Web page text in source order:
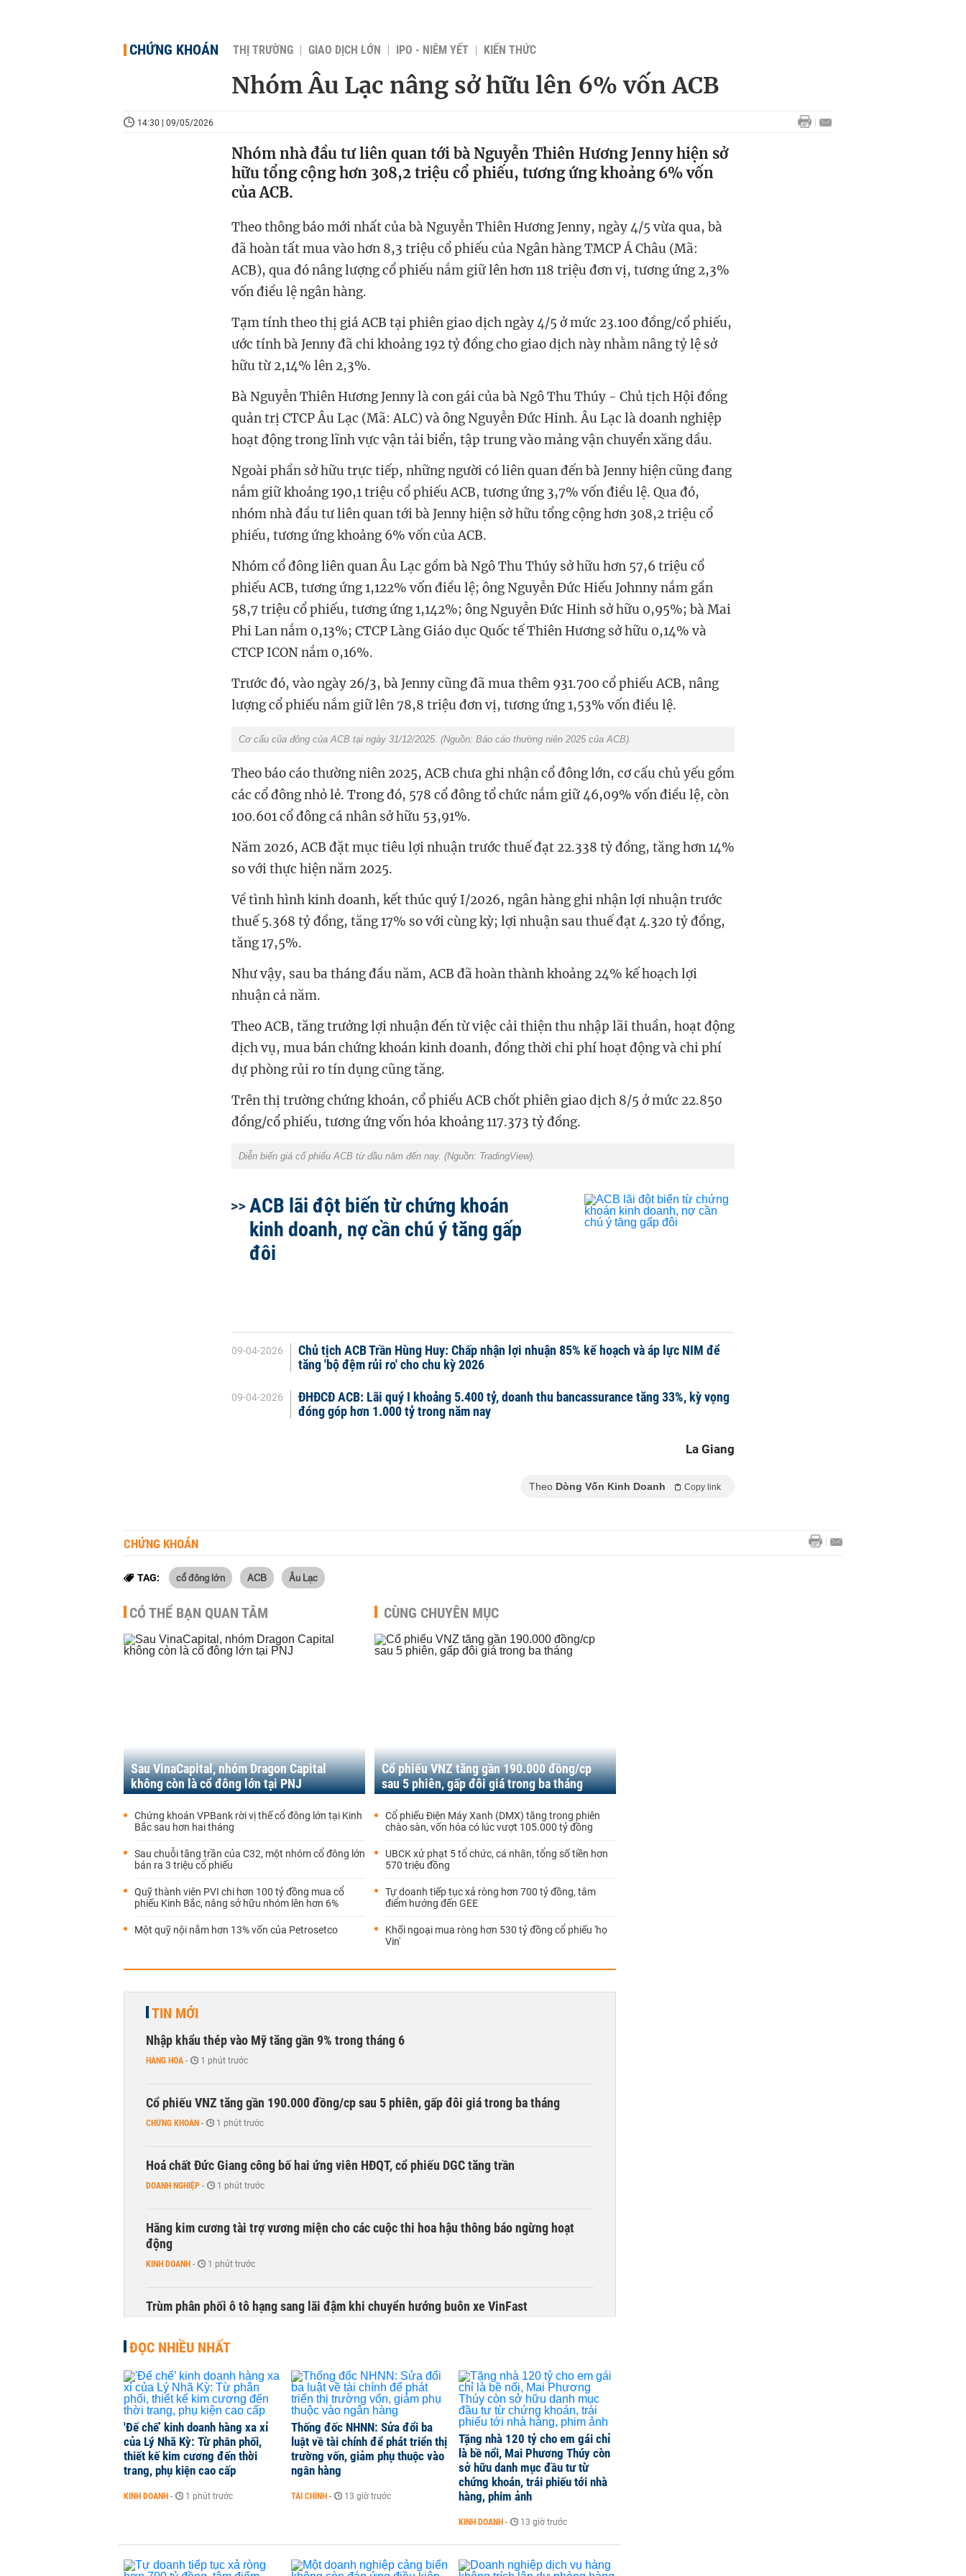
CHỨNG KHOÁN THỊ TRƯỜNG GIAO DỊCH LỚN IPO - NIÊM YẾT KIẾN THỨC
Nhóm Âu Lạc nâng sở hữu lên 6% vốn ACB
14:30 | 09/05/2026
Nhóm nhà đầu tư liên quan tới bà Nguyễn Thiên Hương Jenny hiện sở
hữu tổng cộng hơn 308,2 triệu cổ phiếu, tương ứng khoảng 6% vốn
của ACB.
Theo thông báo mới nhất của bà Nguyễn Thiên Hương Jenny, ngày 4/5 vừa qua, bà
đã hoàn tất mua vào hơn 8,3 triệu cổ phiếu của Ngân hàng TMCP Á Châu (Mã:
ACB), qua đó nâng lượng cổ phiếu nắm giữ lên hơn 118 triệu đơn vị, tương ứng 2,3%
vốn điều lệ ngân hàng.
Tạm tính theo thị giá ACB tại phiên giao dịch ngày 4/5 ở mức 23.100 đồng/cổ phiếu,
ước tính bà Jenny đã chi khoảng 192 tỷ đồng cho giao dịch này nhằm nâng tỷ lệ sở
hữu từ 2,14% lên 2,3%.
Bà Nguyễn Thiên Hương Jenny là con gái của bà Ngô Thu Thúy - Chủ tịch Hội đồng
quản trị CTCP Âu Lạc (Mã: ALC) và ông Nguyễn Đức Hinh. Âu Lạc là doanh nghiệp
hoạt động trong lĩnh vực vận tải biển, tập trung vào mảng vận chuyển xăng dầu.
Ngoài phần sở hữu trực tiếp, những người có liên quan đến bà Jenny hiện cũng đang
nắm giữ khoảng 190,1 triệu cổ phiếu ACB, tương ứng 3,7% vốn điều lệ. Qua đó,
nhóm nhà đầu tư liên quan tới bà Jenny hiện sở hữu tổng cộng hơn 308,2 triệu cổ
phiếu, tương ứng khoảng 6% vốn của ACB.
Nhóm cổ đông liên quan Âu Lạc gồm bà Ngô Thu Thúy sở hữu hơn 57,6 triệu cổ
phiếu ACB, tương ứng 1,122% vốn điều lệ; ông Nguyễn Đức Hiếu Johnny nắm gần
58,7 triệu cổ phiếu, tương ứng 1,142%; ông Nguyễn Đức Hinh sở hữu 0,95%; bà Mai
Phi Lan nắm 0,13%; CTCP Làng Giáo dục Quốc tế Thiên Hương sở hữu 0,14% và
CTCP ICON nắm 0,16%.
Trước đó, vào ngày 26/3, bà Jenny cũng đã mua thêm 931.700 cổ phiếu ACB, nâng
lượng cổ phiếu nắm giữ lên 78,8 triệu đơn vị, tương ứng 1,53% vốn điều lệ.
Cơ cấu của đông của ACB tại ngày 31/12/2025. (Nguồn: Báo cáo thường niên 2025 của ACB).
Theo báo cáo thường niên 2025, ACB chưa ghi nhận cổ đông lớn, cơ cấu chủ yếu gồm
các cổ đông nhỏ lẻ. Trong đó, 578 cổ đông tổ chức nắm giữ 46,09% vốn điều lệ, còn
100.601 cổ đông cá nhân sở hữu 53,91%.
Năm 2026, ACB đặt mục tiêu lợi nhuận trước thuế đạt 22.338 tỷ đồng, tăng hơn 14%
so với thực hiện năm 2025.
Về tình hình kinh doanh, kết thúc quý I/2026, ngân hàng ghi nhận lợi nhuận trước
thuế 5.368 tỷ đồng, tăng 17% so với cùng kỳ; lợi nhuận sau thuế đạt 4.320 tỷ đồng,
tăng 17,5%.
Như vậy, sau ba tháng đầu năm, ACB đã hoàn thành khoảng 24% kế hoạch lợi
nhuận cả năm.
Theo ACB, tăng trưởng lợi nhuận đến từ việc cải thiện thu nhập lãi thuần, hoạt động
dịch vụ, mua bán chứng khoán kinh doanh, đồng thời chi phí hoạt động và chi phí
dự phòng rủi ro tín dụng cũng tăng.
Trên thị trường chứng khoán, cổ phiếu ACB chốt phiên giao dịch 8/5 ở mức 22.850
đồng/cổ phiếu, tương ứng vốn hóa khoảng 117.373 tỷ đồng.
Diễn biến giá cổ phiếu ACB từ đầu năm đến nay. (Nguồn: TradingView).
ACB lãi đột biến từ chứng khoán
kinh doanh, nợ cần chú ý tăng gấp
đôi
09-04-2026
Chủ tịch ACB Trần Hùng Huy: Chấp nhận lợi nhuận 85% kế hoạch và áp lực NIM để
tăng 'bộ đệm rủi ro' cho chu kỳ 2026
09-04-2026
ĐHĐCĐ ACB: Lãi quý I khoảng 5.400 tỷ, doanh thu bancassurance tăng 33%, kỳ vọng
đóng góp hơn 1.000 tỷ trong năm nay
La Giang
Theo Dòng Vốn Kinh Doanh Copy link
CHỨNG KHOÁN
TAG: cổ đông lớn ACB Âu Lạc
CÓ THỂ BẠN QUAN TÂM
Sau VinaCapital, nhóm Dragon Capital
không còn là cổ đông lớn tại PNJ
Chứng khoán VPBank rời vị thế cổ đông lớn tại Kinh
Bắc sau hơn hai tháng
Sau chuỗi tăng trần của C32, một nhóm cổ đông lớn
bán ra 3 triệu cổ phiếu
Quỹ thành viên PVI chi hơn 100 tỷ đồng mua cổ
phiếu Kinh Bắc, nâng sở hữu nhóm lên hơn 6%
Một quỹ nội nắm hơn 13% vốn của Petrosetco
CÙNG CHUYÊN MỤC
Cổ phiếu VNZ tăng gần 190.000 đồng/cp
sau 5 phiên, gấp đôi giá trong ba tháng
Cổ phiếu Điện Máy Xanh (DMX) tăng trong phiên
chào sàn, vốn hóa có lúc vượt 105.000 tỷ đồng
UBCK xử phạt 5 tổ chức, cá nhân, tổng số tiền hơn
570 triệu đồng
Tự doanh tiếp tục xả ròng hơn 700 tỷ đồng, tâm
điểm hướng đến GEE
Khối ngoại mua ròng hơn 530 tỷ đồng cổ phiếu 'họ
Vin'
TIN MỚI
Nhập khẩu thép vào Mỹ tăng gần 9% trong tháng 6
HÀNG HÓA - 1 phút trước
Cổ phiếu VNZ tăng gần 190.000 đồng/cp sau 5 phiên, gấp đôi giá trong ba tháng
CHỨNG KHOÁN - 1 phút trước
Hoá chất Đức Giang công bố hai ứng viên HĐQT, cổ phiếu DGC tăng trần
DOANH NGHIỆP - 1 phút trước
Hãng kim cương tài trợ vương miện cho các cuộc thi hoa hậu thông báo ngừng hoạt
động
KINH DOANH - 1 phút trước
Trùm phân phối ô tô hạng sang lãi đậm khi chuyển hướng buôn xe VinFast
ĐỌC NHIỀU NHẤT
'Đế chế’ kinh doanh hàng xa xỉ
của Lý Nhã Kỳ: Từ phân phối,
thiết kế kim cương đến thời
trang, phụ kiện cao cấp
KINH DOANH - 1 phút trước
Thống đốc NHNN: Sửa đổi ba
luật về tài chính để phát triển thị
trường vốn, giảm phụ thuộc vào
ngân hàng
TÀI CHÍNH - 13 giờ trước
Tặng nhà 120 tỷ cho em gái chỉ
là bề nổi, Mai Phương Thúy còn
sở hữu danh mục đầu tư từ
chứng khoán, trái phiếu tới nhà
hàng, phim ảnh
KINH DOANH - 13 giờ trước